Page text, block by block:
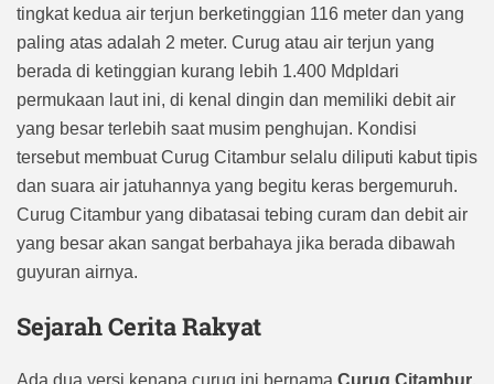
tingkat kedua air terjun berketinggian 116 meter dan yang
paling atas adalah 2 meter. Curug atau air terjun yang
berada di ketinggian kurang lebih 1.400 Mdpl dari
permukaan laut ini, di kenal dingin dan memiliki debit air
yang besar terlebih saat musim penghujan. Kondisi
tersebut membuat Curug Citambur selalu diliputi kabut tipis
dan suara air jatuhannya yang begitu keras bergemuruh.
Curug Citambur yang dibatasai tebing curam dan debit air
yang besar akan sangat berbahaya jika berada dibawah
guyuran airnya.
Sejarah Cerita Rakyat